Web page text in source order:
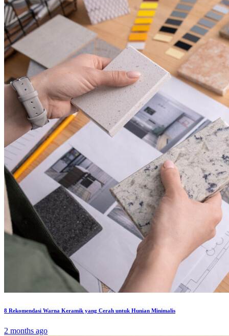
8 Rekomendasi Warna Keramik yang Cerah untuk Hunian Minimalis
2 months ago